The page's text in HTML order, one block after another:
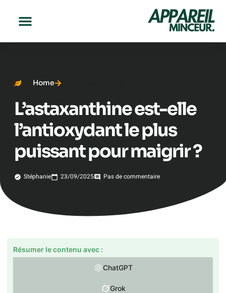
Home
L’astaxanthine est-elle
l’antioxydant le plus
puissant pour maigrir ?
Stéphanie 23/09/2025 Pas de commentaire
Résumer le contenu avec :
ChatGPT
Grok